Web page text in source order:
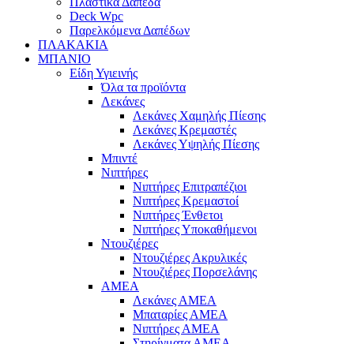
Deck Wpc
Παρελκόμενα Δαπέδων
ΠΛΑΚΑΚΙΑ
ΜΠΑΝΙΟ
Είδη Υγιεινής
Όλα τα προϊόντα
Λεκάνες
Λεκάνες Χαμηλής Πίεσης
Λεκάνες Κρεμαστές
Λεκάνες Υψηλής Πίεσης
Μπιντέ
Νιπτήρες
Νιπτήρες Επιτραπέζιοι
Νιπτήρες Κρεμαστοί
Νιπτήρες Ένθετοι
Νιπτήρες Υποκαθήμενοι
Ντουζιέρες
Ντουζιέρες Ακρυλικές
Ντουζιέρες Πορσελάνης
ΑΜΕΑ
Λεκάνες ΑΜΕΑ
Μπαταρίες ΑΜΕΑ
Νιπτήρες ΑΜΕΑ